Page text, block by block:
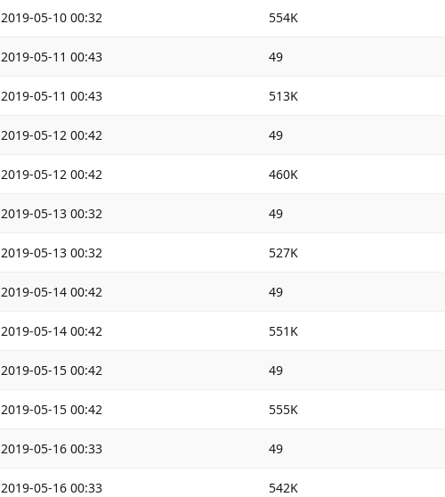
2019-05-10 00:32 554K
2019-05-11 00:43 49
2019-05-11 00:43 513K
2019-05-12 00:42 49
2019-05-12 00:42 460K
2019-05-13 00:32 49
2019-05-13 00:32 527K
2019-05-14 00:42 49
2019-05-14 00:42 551K
2019-05-15 00:42 49
2019-05-15 00:42 555K
2019-05-16 00:33 49
2019-05-16 00:33 542K